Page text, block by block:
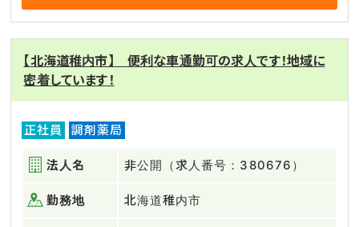
【北海道稚内市】 便利な車通勤可の求人です！地域に
密着しています！
正社員 調剤薬局
法人名 非公開（求人番号：380676）
勤務地 北海道稚内市